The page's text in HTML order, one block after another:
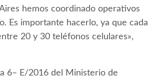
hemos coordinado operativos
Es importante hacerlo, ya que cada
20 y 30 teléfonos celulares»,
6– E/2016 del Ministerio de